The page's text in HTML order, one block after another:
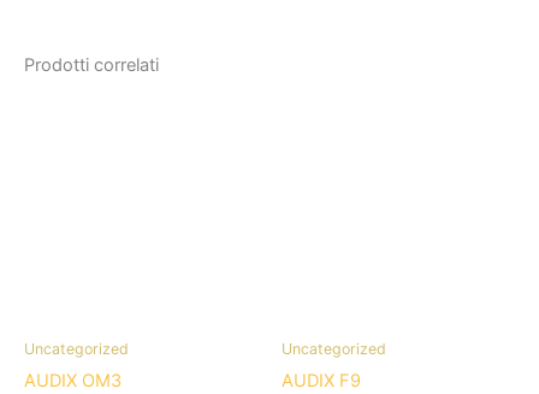
Prodotti correlati
Uncategorized
AUDIX OM3
Uncategorized
AUDIX F9